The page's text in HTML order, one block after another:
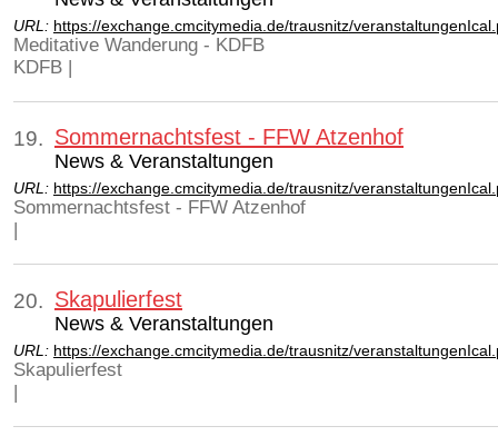
URL: https://exchange.cmcitymedia.de/trausnitz/
Meditative Wanderung - KDFB
KDFB |
19. Sommernachtsfest - FFW Atzenhof
News & Veranstaltungen
URL: https://exchange.cmcitymedia.de/trausnitz/
Sommernachtsfest - FFW Atzenhof
20. Skapulierfest
News & Veranstaltungen
URL: https://exchange.cmcitymedia.de/trausnitz/
Skapulierfest